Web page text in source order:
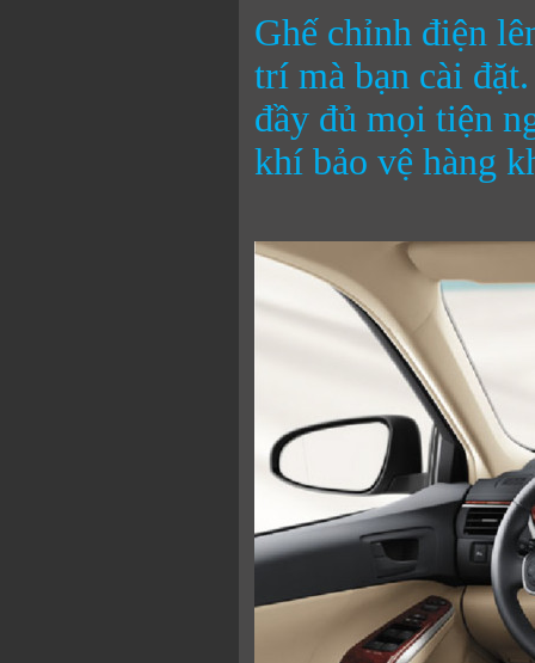
Ghế chỉnh điện
trí mà bạn cài
đầy đủ mọi tiện
khí bảo vệ hàng